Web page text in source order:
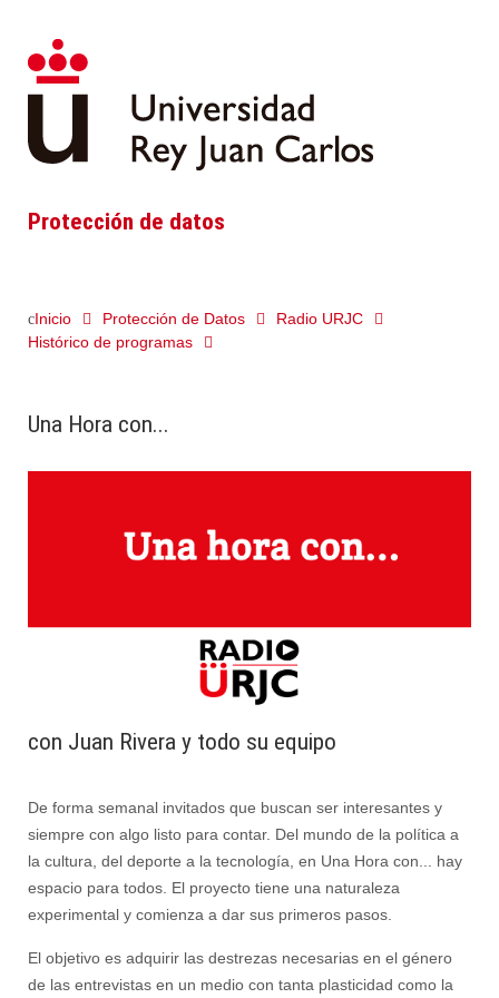
Protección de datos
Inicio Protección de Datos
Radio URJC
Histórico de programas
Una Hora con...
con Juan Rivera y todo su equipo
De forma semanal invitados que buscan ser interesantes y
siempre con algo listo para contar. Del mundo de la política a
la cultura, del deporte a la tecnología, en Una Hora con... hay
espacio para todos. El proyecto tiene una naturaleza
experimental y comienza a dar sus primeros pasos.
El objetivo es adquirir las destrezas necesarias en el género
de las entrevistas en un medio con tanta plasticidad como la